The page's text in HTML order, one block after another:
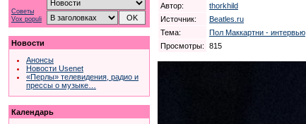
Советы
Vox populi
Новости
Анонсы
Новости Usenet
«Перлы» телевидения, радио и
прессы о музыке…
Календарь
Автор:
thorkhild
Источник:
Beatles.ru
Тема:
Пол Маккартни - интервью
Просмотры:
815